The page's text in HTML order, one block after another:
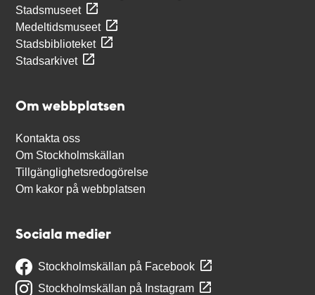
Stadsmuseet
Medeltidsmuseet
Stadsbiblioteket
Stadsarkivet
Om webbplatsen
Kontakta oss
Om Stockholmskällan
Tillgänglighetsredogörelse
Om kakor på webbplatsen
Sociala medier
Stockholmskällan på Facebook
Stockholmskällan på Instagram